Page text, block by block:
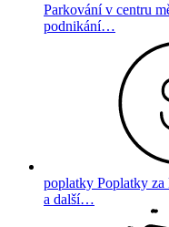
Parkování v centru
podnikání…
poplatky Poplatky za
a další…